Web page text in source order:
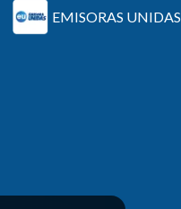
EMISORAS UNIDAS